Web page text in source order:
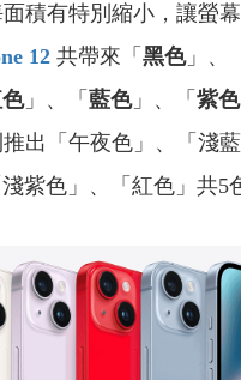
積有特別縮小，讓螢
12 共帶來「 黑色」、
」、「 藍色」、「 紫色
推出「午夜色」、「淺藍
紫色」、「紅色」共5